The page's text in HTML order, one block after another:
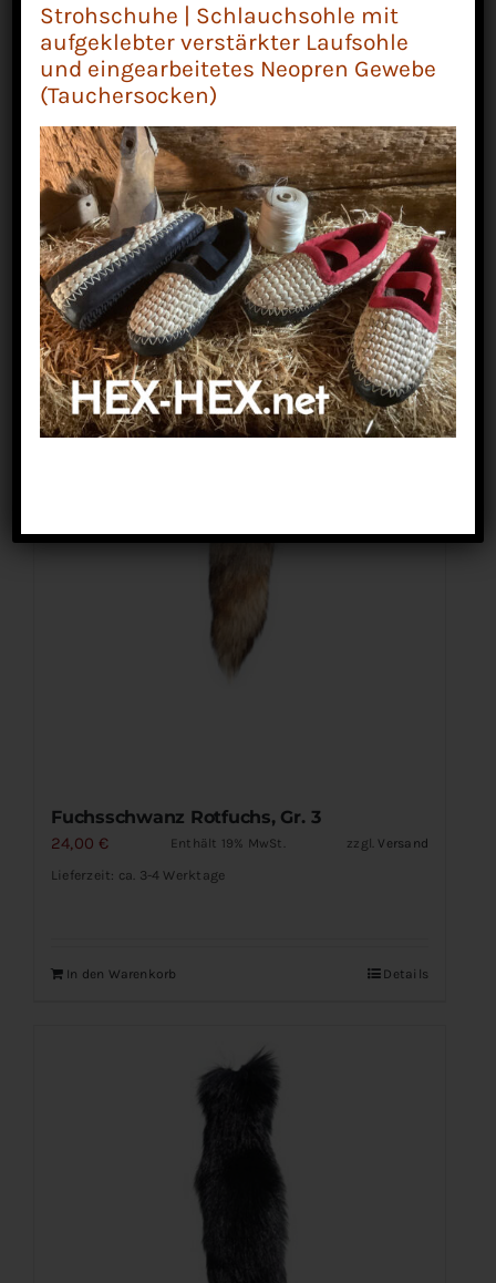
Fuchsschwanz Rotfuchs, Gr. 2
26,00 € Enthält 19% MwSt. zzgl.Versand
Lieferzeit: ca. 3-4 Werktage
In den Warenkorb Details
Fuchsschwanz Rotfuchs, Gr. 3
24,00 € Enthält 19% MwSt. zzgl. Versand
Lieferzeit: ca. 3-4 Werktage
In den Warenkorb Details
Strohschuhe | Schlauchsohle mit
aufgeklebter verstärkter Laufsohle
und eingearbeitetes Neopren Gewebe
(Tauchersocken)